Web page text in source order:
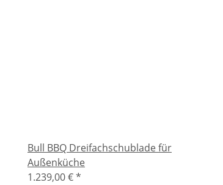
Bull BBQ Dreifachschublade für
Außenküche
1.239,00 €*